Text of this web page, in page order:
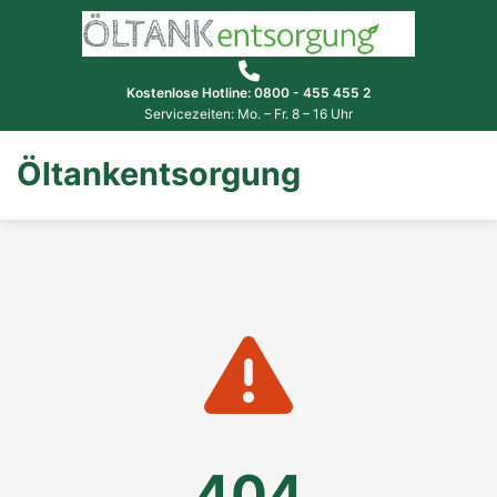
Kostenlose Hotline: 0800 - 455 455 2
Servicezeiten: Mo. – Fr. 8 – 16 Uhr
Öltankentsorgung